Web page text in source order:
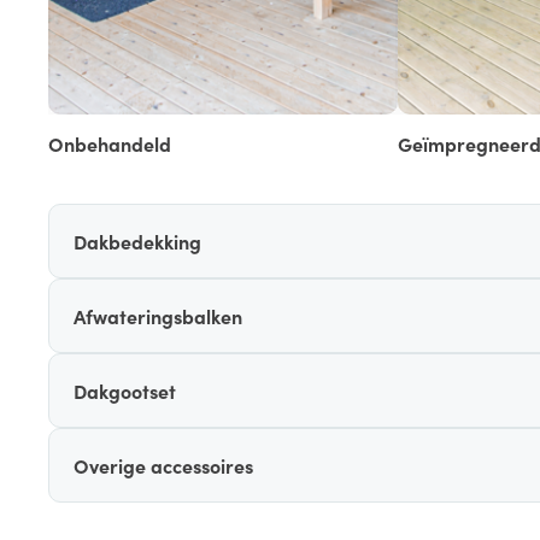
Onbehandeld
Dakbedekking
Afwateringsbalken
Dakgootset
Overige accessoires